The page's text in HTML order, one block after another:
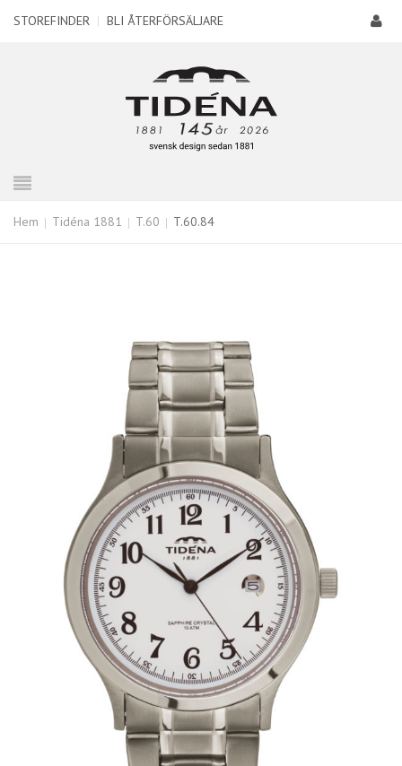
STOREFINDER | BLI ÅTERFÖRSÄLJARE
Hem Tidéna 1881 T.60 T.60.84